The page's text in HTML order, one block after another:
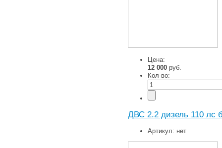
Цена:
12 000 руб.
Кол-во:
ДВС 2.2 дизель 110 лс
Артикул: нет